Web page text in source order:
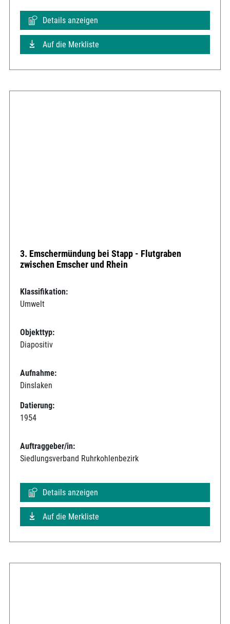
Details anzeigen
Auf die Merkliste
3. Emschermündung bei Stapp - Flutgraben
zwischen Emscher und Rhein
Klassifikation:
Umwelt
Objekttyp:
Diapositiv
Aufnahme:
Dinslaken
Datierung:
1954
Auftraggeber/in:
Siedlungsverband Ruhrkohlenbezirk
Details anzeigen
Auf die Merkliste